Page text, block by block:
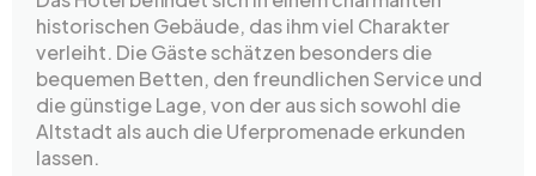
historischen Gebäude, das ihm viel Charakter
verleiht. Die Gäste schätzen besonders die
bequemen Betten, den freundlichen Service und
die günstige Lage, von der aus sich sowohl die
Altstadt als auch die Uferpromenade erkunden
lassen.